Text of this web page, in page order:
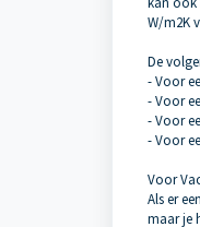
W/m2K
De
- Voor
- Voor
- Voor
- Voor
Voor
Als er
maar je